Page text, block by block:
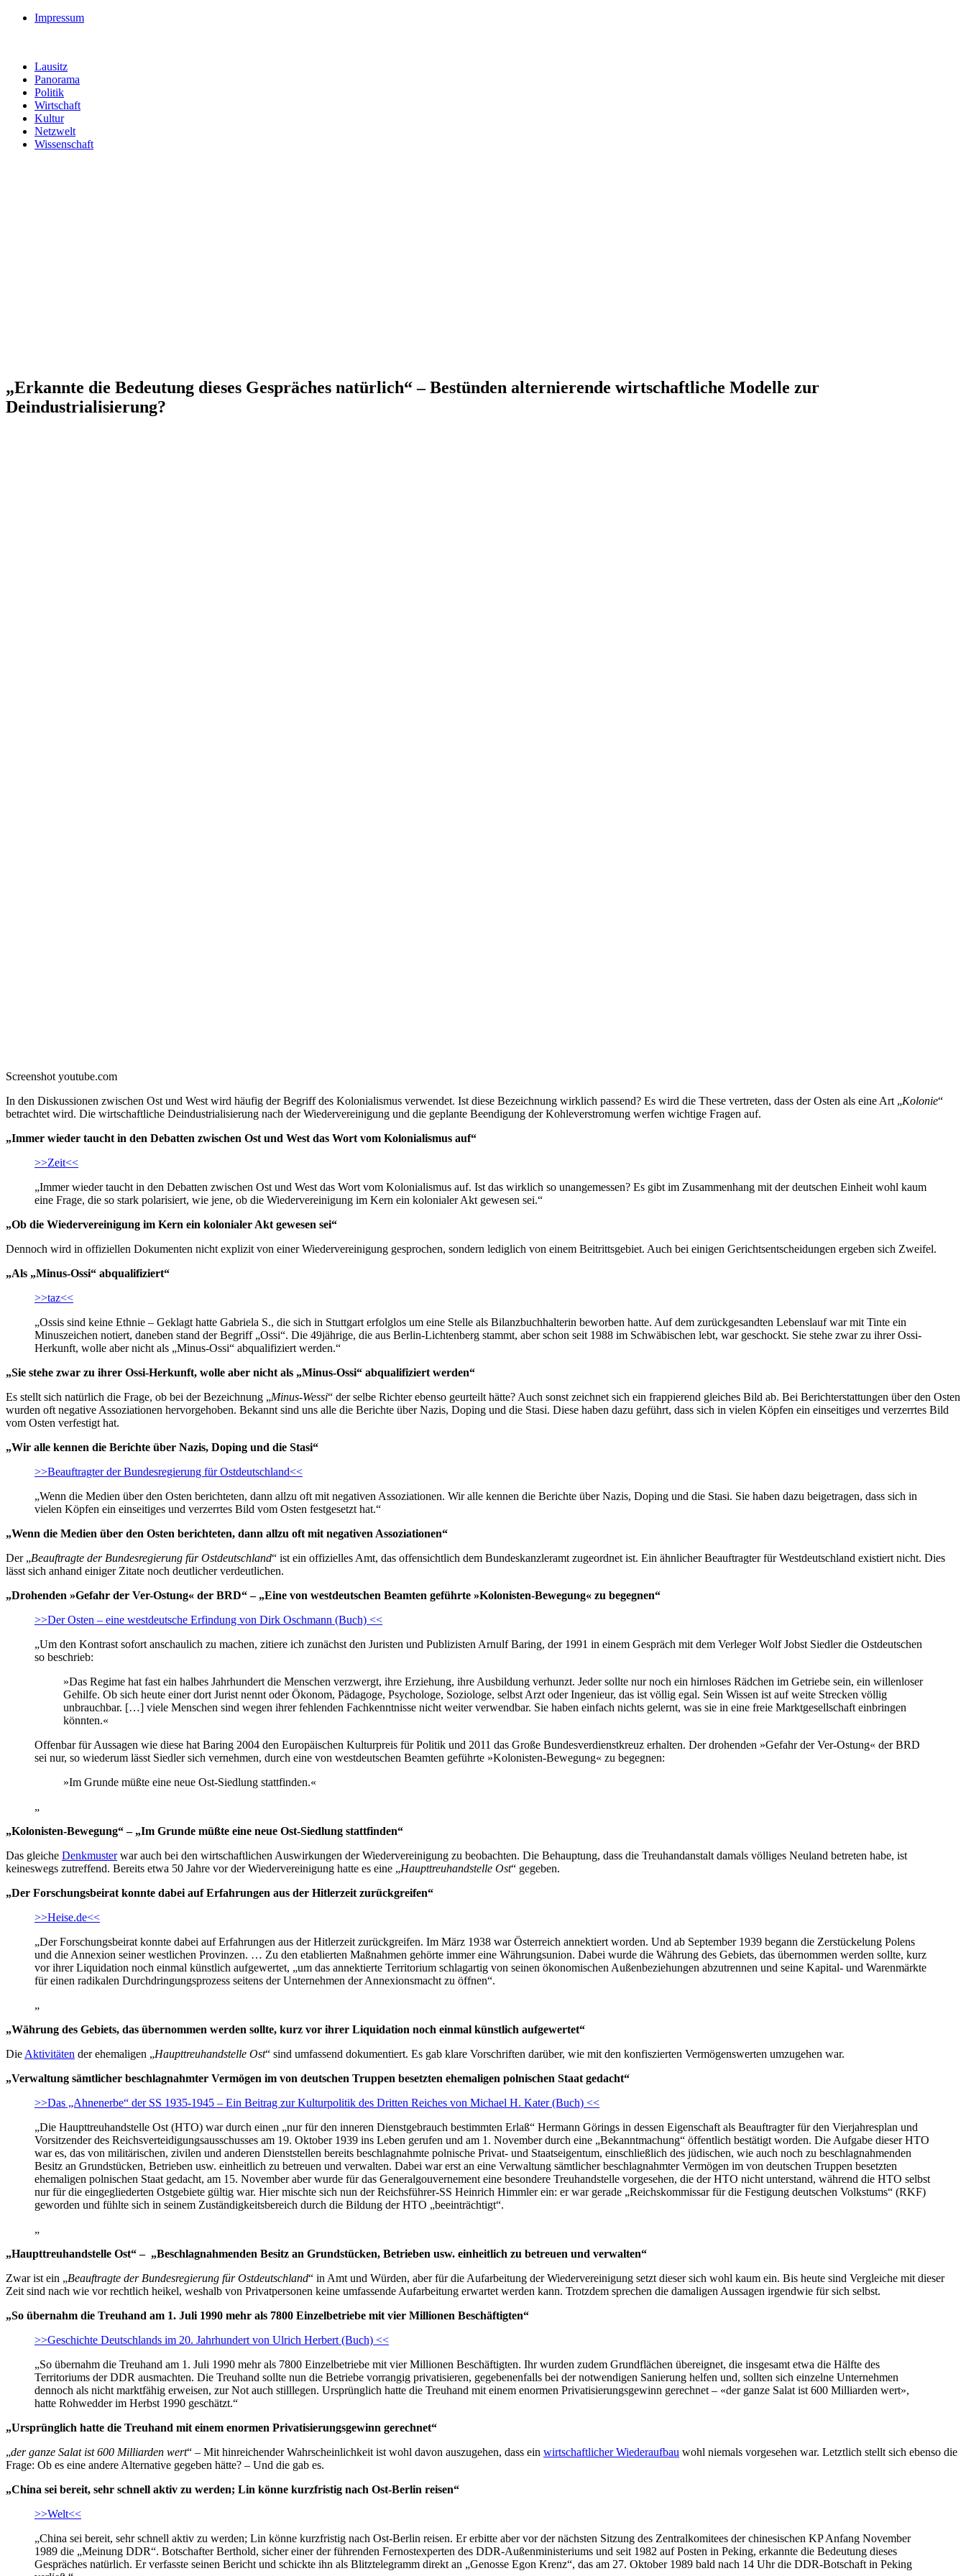
Impressum
Lausitz
Panorama
Politik
Wirtschaft
Kultur
Netzwelt
Wissenschaft
„Erkannte die Bedeutung dieses Gespräches natürlich“ – Bestünden alternierende wirtschaftliche Modelle zur
Deindustrialisierung?
Screenshot youtube.com
In den Diskussionen zwischen Ost und West wird häufig der Begriff des Kolonialismus verwendet. Ist diese Bezeichnung wirklich passend? Es wird die These vertreten, dass der Osten als eine Art „Kolonie“
betrachtet wird. Die wirtschaftliche Deindustrialisierung nach der Wiedervereinigung und die geplante Beendigung der Kohleverstromung werfen wichtige Fragen auf.
„Immer wieder taucht in den Debatten zwischen Ost und West das Wort vom Kolonialismus auf“
>>Zeit<<
„Immer wieder taucht in den Debatten zwischen Ost und West das Wort vom Kolonialismus auf. Ist das wirklich so unangemessen? Es gibt im Zusammenhang mit der deutschen Einheit wohl kaum
eine Frage, die so stark polarisiert, wie jene, ob die Wiedervereinigung im Kern ein kolonialer Akt gewesen sei.“
„Ob die Wiedervereinigung im Kern ein kolonialer Akt gewesen sei“
Dennoch wird in offiziellen Dokumenten nicht explizit von einer Wiedervereinigung gesprochen, sondern lediglich von einem Beitrittsgebiet. Auch bei einigen Gerichtsentscheidungen ergeben sich Zweifel.
„Als „Minus-Ossi“ abqualifiziert“
>>taz<<
„Ossis sind keine Ethnie – Geklagt hatte Gabriela S., die sich in Stuttgart erfolglos um eine Stelle als Bilanzbuchhalterin beworben hatte. Auf dem zurückgesandten Lebenslauf war mit Tinte ein
Minuszeichen notiert, daneben stand der Begriff „Ossi“. Die 49jährige, die aus Berlin-Lichtenberg stammt, aber schon seit 1988 im Schwäbischen lebt, war geschockt. Sie stehe zwar zu ihrer Ossi-
Herkunft, wolle aber nicht als „Minus-Ossi“ abqualifiziert werden.“
„Sie stehe zwar zu ihrer Ossi-Herkunft, wolle aber nicht als „Minus-Ossi“ abqualifiziert werden“
Es stellt sich natürlich die Frage, ob bei der Bezeichnung „Minus-Wessi“ der selbe Richter ebenso geurteilt hätte? Auch sonst zeichnet sich ein frappierend gleiches Bild ab. Bei Berichterstattungen über den Osten
wurden oft negative Assoziationen hervorgehoben. Bekannt sind uns alle die Berichte über Nazis, Doping und die Stasi. Diese haben dazu geführt, dass sich in vielen Köpfen ein einseitiges und verzerrtes Bild
vom Osten verfestigt hat.
„Wir alle kennen die Berichte über Nazis, Doping und die Stasi“
>>Beauftragter der Bundesregierung für Ostdeutschland<<
„Wenn die Medien über den Osten berichteten, dann allzu oft mit negativen Assoziationen. Wir alle kennen die Berichte über Nazis, Doping und die Stasi. Sie haben dazu beigetragen, dass sich in
vielen Köpfen ein einseitiges und verzerrtes Bild vom Osten festgesetzt hat.“
„Wenn die Medien über den Osten berichteten, dann allzu oft mit negativen Assoziationen“
Der „Beauftragte der Bundesregierung für Ostdeutschland“ ist ein offizielles Amt, das offensichtlich dem Bundeskanzleramt zugeordnet ist. Ein ähnlicher Beauftragter für Westdeutschland existiert nicht. Dies
lässt sich anhand einiger Zitate noch deutlicher verdeutlichen.
„Drohenden »Gefahr der Ver-Ostung« der BRD“ – „Eine von westdeutschen Beamten geführte »Kolonisten-Bewegung« zu begegnen“
>>Der Osten – eine westdeutsche Erfindung von Dirk Oschmann (Buch) <<
„Um den Kontrast sofort anschaulich zu machen, zitiere ich zunächst den Juristen und Publizisten Arnulf Baring, der 1991 in einem Gespräch mit dem Verleger Wolf Jobst Siedler die Ostdeutschen
so beschrieb:
»Das Regime hat fast ein halbes Jahrhundert die Menschen verzwergt, ihre Erziehung, ihre Ausbildung verhunzt. Jeder sollte nur noch ein hirnloses Rädchen im Getriebe sein, ein willenloser
Gehilfe. Ob sich heute einer dort Jurist nennt oder Ökonom, Pädagoge, Psychologe, Soziologe, selbst Arzt oder Ingenieur, das ist völlig egal. Sein Wissen ist auf weite Strecken völlig
unbrauchbar. […] viele Menschen sind wegen ihrer fehlenden Fachkenntnisse nicht weiter verwendbar. Sie haben einfach nichts gelernt, was sie in eine freie Marktgesellschaft einbringen
könnten.«
Offenbar für Aussagen wie diese hat Baring 2004 den Europäischen Kulturpreis für Politik und 2011 das Große Bundesverdienstkreuz erhalten. Der drohenden »Gefahr der Ver-Ostung« der BRD
sei nur, so wiederum lässt Siedler sich vernehmen, durch eine von westdeutschen Beamten geführte »Kolonisten-Bewegung« zu begegnen:
»Im Grunde müßte eine neue Ost-Siedlung stattfinden.«
„
„Kolonisten-Bewegung“ – „Im Grunde müßte eine neue Ost-Siedlung stattfinden“
Das gleiche Denkmusterwar auch bei den wirtschaftlichen Auswirkungen der Wiedervereinigung zu beobachten. Die Behauptung, dass die Treuhandanstalt damals völliges Neuland betreten habe, ist
keineswegs zutreffend. Bereits etwa 50 Jahre vor der Wiedervereinigung hatte es eine „Haupttreuhandstelle Ost“ gegeben.
„Der Forschungsbeirat konnte dabei auf Erfahrungen aus der Hitlerzeit zurückgreifen“
>>Heise.de<<
„Der Forschungsbeirat konnte dabei auf Erfahrungen aus der Hitlerzeit zurückgreifen. Im März 1938 war Österreich annektiert worden. Und ab September 1939 begann die Zerstückelung Polens
und die Annexion seiner westlichen Provinzen. … Zu den etablierten Maßnahmen gehörte immer eine Währungsunion. Dabei wurde die Währung des Gebiets, das übernommen werden sollte, kurz
vor ihrer Liquidation noch einmal künstlich aufgewertet, „um das annektierte Territorium schlagartig von seinen ökonomischen Außenbeziehungen abzutrennen und seine Kapital- und Warenmärkte
für einen radikalen Durchdringungsprozess seitens der Unternehmen der Annexionsmacht zu öffnen“.
„
„Währung des Gebiets, das übernommen werden sollte, kurz vor ihrer Liquidation noch einmal künstlich aufgewertet“
Die Aktivitäten der ehemaligen „Haupttreuhandstelle Ost“ sind umfassend dokumentiert. Es gab klare Vorschriften darüber, wie mit den konfiszierten Vermögenswerten umzugehen war.
„Verwaltung sämtlicher beschlagnahmter Vermögen im von deutschen Truppen besetzten ehemaligen polnischen Staat gedacht“
>>Das „Ahnenerbe“ der SS 1935-1945 – Ein Beitrag zur Kulturpolitik des Dritten Reiches von Michael H. Kater (Buch) <<
„Die Haupttreuhandstelle Ost (HTO) war durch einen „nur für den inneren Dienstgebrauch bestimmten Erlaß“ Hermann Görings in dessen Eigenschaft als Beauftragter für den Vierjahresplan und
Vorsitzender des Reichsverteidigungsausschusses am 19. Oktober 1939 ins Leben gerufen und am 1. November durch eine „Bekanntmachung“ öffentlich bestätigt worden. Die Aufgabe dieser HTO
war es, das von militärischen, zivilen und anderen Dienststellen bereits beschlagnahmte polnische Privat- und Staatseigentum, einschließlich des jüdischen, wie auch noch zu beschlagnahmenden
Besitz an Grundstücken, Betrieben usw. einheitlich zu betreuen und verwalten. Dabei war erst an eine Verwaltung sämtlicher beschlagnahmter Vermögen im von deutschen Truppen besetzten
ehemaligen polnischen Staat gedacht, am 15. November aber wurde für das Generalgouvernement eine besondere Treuhandstelle vorgesehen, die der HTO nicht unterstand, während die HTO selbst
nur für die eingegliederten Ostgebiete gültig war. Hier mischte sich nun der Reichsführer-SS Heinrich Himmler ein: er war gerade „Reichskommissar für die Festigung deutschen Volkstums“ (RKF)
geworden und fühlte sich in seinem Zuständigkeitsbereich durch die Bildung der HTO „beeinträchtigt“.
„
„Haupttreuhandstelle Ost“ – „Beschlagnahmenden Besitz an Grundstücken, Betrieben usw. einheitlich zu betreuen und verwalten“
Zwar ist ein „Beauftragte der Bundesregierung für Ostdeutschland“ in Amt und Würden, aber für die Aufarbeitung der Wiedervereinigung setzt dieser sich wohl kaum ein. Bis heute sind Vergleiche mit dieser
Zeit sind nach wie vor rechtlich heikel, weshalb von Privatpersonen keine umfassende Aufarbeitung erwartet werden kann. Trotzdem sprechen die damaligen Aussagen irgendwie für sich selbst.
„So übernahm die Treuhand am 1. Juli 1990 mehr als 7800 Einzelbetriebe mit vier Millionen Beschäftigten“
>>Geschichte Deutschlands im 20. Jahrhundert von Ulrich Herbert (Buch) <<
„So übernahm die Treuhand am 1. Juli 1990 mehr als 7800 Einzelbetriebe mit vier Millionen Beschäftigten. Ihr wurden zudem Grundflächen übereignet, die insgesamt etwa die Hälfte des
Territoriums der DDR ausmachten. Die Treuhand sollte nun die Betriebe vorrangig privatisieren, gegebenenfalls bei der notwendigen Sanierung helfen und, sollten sich einzelne Unternehmen
dennoch als nicht marktfähig erweisen, zur Not auch stilllegen. Ursprünglich hatte die Treuhand mit einem enormen Privatisierungsgewinn gerechnet – «der ganze Salat ist 600 Milliarden wert»,
hatte Rohwedder im Herbst 1990 geschätzt.“
„Ursprünglich hatte die Treuhand mit einem enormen Privatisierungsgewinn gerechnet“
„der ganze Salat ist 600 Milliarden wert“ – Mit hinreichender Wahrscheinlichkeit ist wohl davon auszugehen, dass ein wirtschaftlicher Wiederaufbau wohl niemals vorgesehen war. Letztlich stellt sich ebenso die
Frage: Ob es eine andere Alternative gegeben hätte? – Und die gab es.
„China sei bereit, sehr schnell aktiv zu werden; Lin könne kurzfristig nach Ost-Berlin reisen“
>>Welt<<
„China sei bereit, sehr schnell aktiv zu werden; Lin könne kurzfristig nach Ost-Berlin reisen. Er erbitte aber vor der nächsten Sitzung des Zentralkomitees der chinesischen KP Anfang November
1989 die „Meinung DDR“. Botschafter Berthold, sicher einer der führenden Fernostexperten des DDR-Außenministeriums und seit 1982 auf Posten in Peking, erkannte die Bedeutung dieses
Gespräches natürlich. Er verfasste seinen Bericht und schickte ihn als Blitztelegramm direkt an „Genosse Egon Krenz“, das am 27. Oktober 1989 bald nach 14 Uhr die DDR-Botschaft in Peking